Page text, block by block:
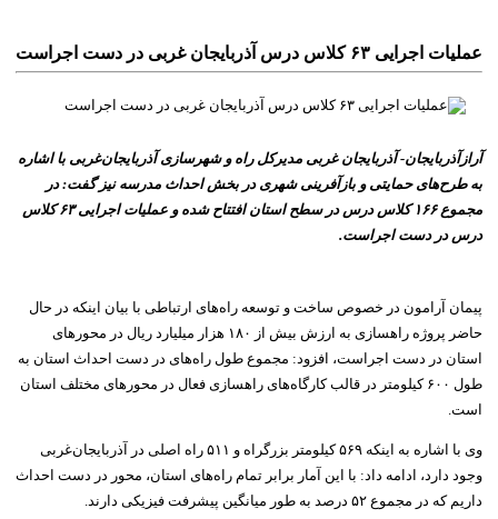
عملیات اجرایی ۶۳ کلاس درس آذربایجان غربی در دست اجراست
آرازآذربایجان- آذربایجان غربی مدیرکل راه و شهرسازی آذربایجان‌غربی با اشاره
به طرح‌های حمایتی و بازآفرینی شهری در بخش احداث مدرسه نیز گفت: در
مجموع ۱۶۶ کلاس درس در سطح استان افتتاح شده و عملیات اجرایی ۶۳ کلاس
درس در دست اجراست.
پیمان آرامون در خصوص ساخت و توسعه راه‌های ارتباطی با بیان اینکه در حال
حاضر پروژه راهسازی به ارزش بیش از ۱۸۰ هزار میلیارد ریال در محورهای
استان در دست اجراست، افزود: مجموع طول راه‌های در دست احداث استان به
طول ۶۰۰ کیلومتر در قالب کارگاه‌های راهسازی فعال در محورهای مختلف استان
است.
وی با اشاره به اینکه ۵۶۹ کیلومتر بزرگراه و ۵۱۱ راه اصلی در آذربایجان‌غربی
وجود دارد، ادامه داد: با این آمار برابر تمام راه‌های استان، محور در دست احداث
داریم که در مجموع ۵۲ درصد به طور میانگین پیشرفت فیزیکی دارند.